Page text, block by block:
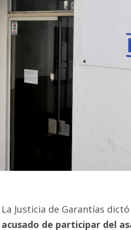
La Justicia de Garantías
acusado de participar del